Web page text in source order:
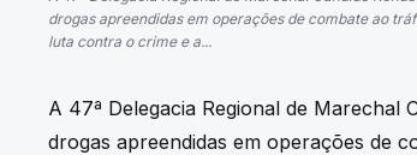
drogas apreendidas em operações de combate ao
luta contra o crime e a...
A 47ª Delegacia Regional de Marechal
drogas apreendidas em operações de